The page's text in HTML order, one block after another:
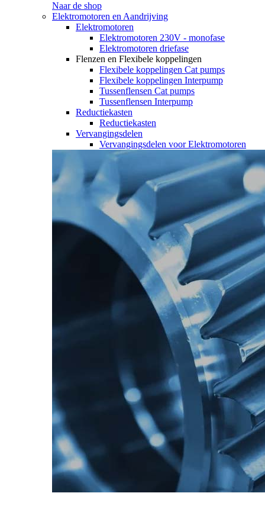
Naar de shop
Elektromotoren en Aandrijving
Elektromotoren
Elektromotoren 230V - monofase
Elektromotoren driefase
Flenzen en Flexibele koppelingen
Flexibele koppelingen Cat pumps
Flexibele koppelingen Interpump
Tussenflensen Cat pumps
Tussenflensen Interpump
Reductiekasten
Reductiekasten
Vervangingsdelen
Vervangingsdelen voor Elektromotoren